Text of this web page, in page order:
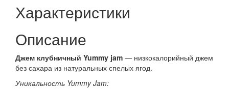
Характеристики
Описание
Джем клубничный Yummy jam — низкокалорийный джем
без сахара из натуральных спелых ягод.
Уникальность Yummy Jam: